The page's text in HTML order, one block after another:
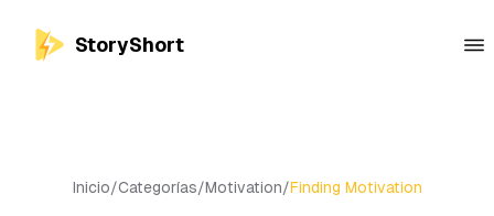
StoryShort
Inicio/Categorías/Motivation/Finding Motivation